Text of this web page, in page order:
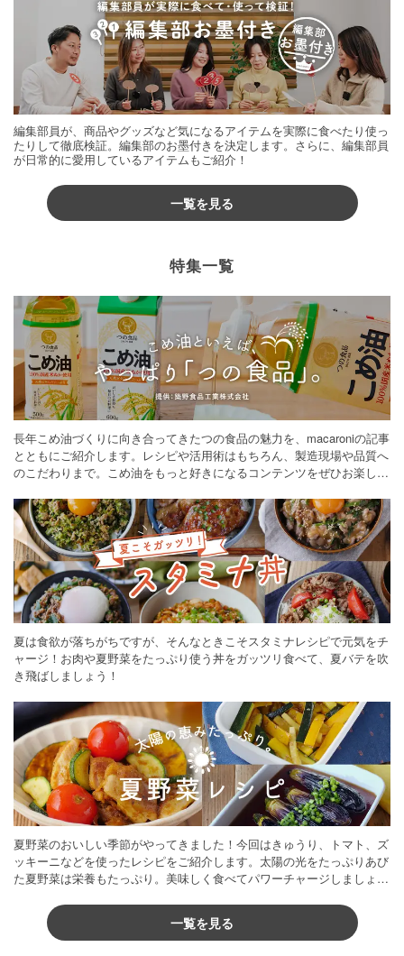
編集部員が、商品やグッズなど気になるアイテムを実際に食べたり使っ
たりして徹底検証。編集部のお墨付きを決定します。さらに、編集部員
が日常的に愛用しているアイテムもご紹介！
一覧を見る
特集一覧
長年こめ油づくりに向き合ってきたつの食品の魅力を、macaroniの記事
とともにご紹介します。レシピや活用術はもちろん、製造現場や品質へ
のこだわりまで。こめ油をもっと好きになるコンテンツをぜひお楽しみ
夏は食欲が落ちがちですが、そんなときこそスタミナレシピで元気をチ
ャージ！お肉や夏野菜をたっぷり使う丼をガッツリ食べて、夏バテを吹
き飛ばしましょう！
夏野菜のおいしい季節がやってきました！今回はきゅうり、トマト、ズ
ッキーニなどを使ったレシピをご紹介します。太陽の光をたっぷりあび
た夏野菜は栄養もたっぷり。美味しく食べてパワーチャージしましょう
一覧を見る